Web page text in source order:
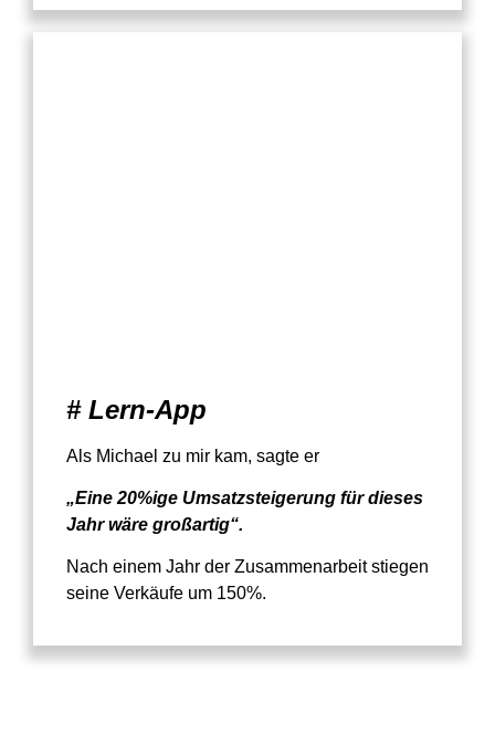
# Lern-App
Als Michael zu mir kam, sagte er
„Eine 20%ige Umsatzsteigerung für dieses
Jahr wäre großartig“.
Nach einem Jahr der Zusammenarbeit stiegen
seine Verkäufe um 150%.